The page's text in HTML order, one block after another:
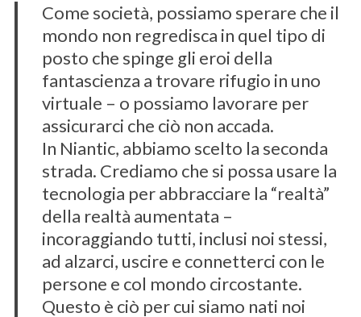
Come società, possiamo sperare che il
mondo non regredisca in quel tipo di
posto che spinge gli eroi della
fantascienza a trovare rifugio in uno
virtuale – o possiamo lavorare per
assicurarci che ciò non accada.
In Niantic, abbiamo scelto la seconda
strada. Crediamo che si possa usare la
tecnologia per abbracciare la “realtà”
della realtà aumentata –
incoraggiando tutti, inclusi noi stessi,
ad alzarci, uscire e connetterci con le
persone e col mondo circostante.
Questo è ciò per cui siamo nati noi